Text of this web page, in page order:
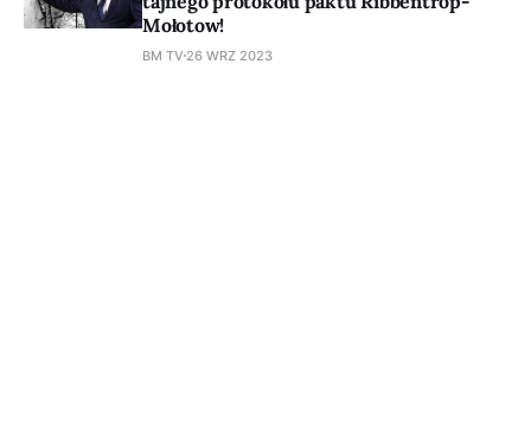
Mołotow!
BM TV 26 WRZ 2023